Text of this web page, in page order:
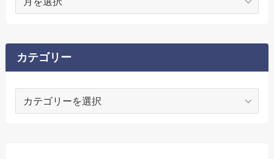
ブ
カテゴリー